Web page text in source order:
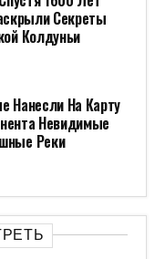
Секреты
Колдуньи
Нанесли На Карту
Невидимые
Реки